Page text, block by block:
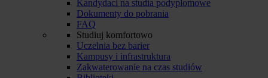
Kandydaci na studia podyplomowe
Dokumenty do pobrania
FAQ
Studiuj komfortowo
Uczelnia bez barier
Kampusy i infrastruktura
Zakwaterowanie na czas studiów